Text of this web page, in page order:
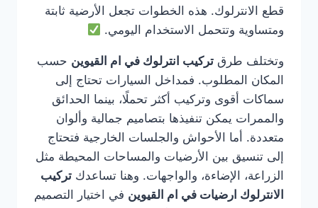
قطع الانترلوك. هذه الخطوات تجعل الأرضية ثابتة
ومتساوية وتتحمل الاستخدام اليومي.
وتختلف طرق تركيب انترلوك في ام القيوين حسب
المكان المطلوب. فمداخل السيارات تحتاج إلى
سماكات أقوى وتركيب أكثر تحملًا، بينما الحدائق
والممرات يمكن تنفيذها بتصاميم جمالية وألوان
متعددة. أما الأحواش والجلسات الخارجية فتحتاج
إلى تنسيق بين الأرضيات والمساحات المحيطة مثل
الزراعة، الإضاءة، والواجهات. وهنا تساعدك تركيب
الانترلوك ارضيات في ام القيوين في اختيار التصميم